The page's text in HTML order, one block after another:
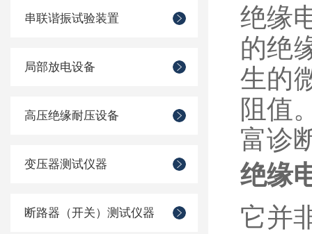
串联谐振试验装置
局部放电设备
高压绝缘耐压设备
变压器测试仪器
断路器（开关）测试仪器
绝缘
的绝
生的
阻值
富诊
绝缘
它并